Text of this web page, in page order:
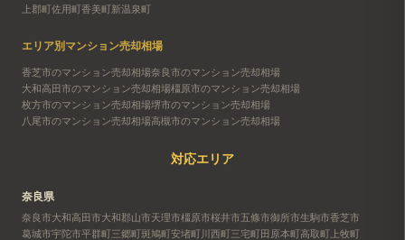
上郡町佐用町香美町新温泉町
エリア別マンション売却相場
香芝市のマンション売却相場奈良市のマンション売却相場
大和高田市のマンション売却相場橿原市のマンション売却相場
枚方市のマンション売却相場堺市のマンション売却相場
八尾市のマンション売却相場高槻市のマンション売却相場
対応エリア
奈良県
奈良市大和高田市大和郡山市天理市橿原市桜井市五條市御所市生駒市香芝市
葛城市宇陀市平群町三郷町斑鳩町安堵町川西町三宅町田原本町高取町 上牧町